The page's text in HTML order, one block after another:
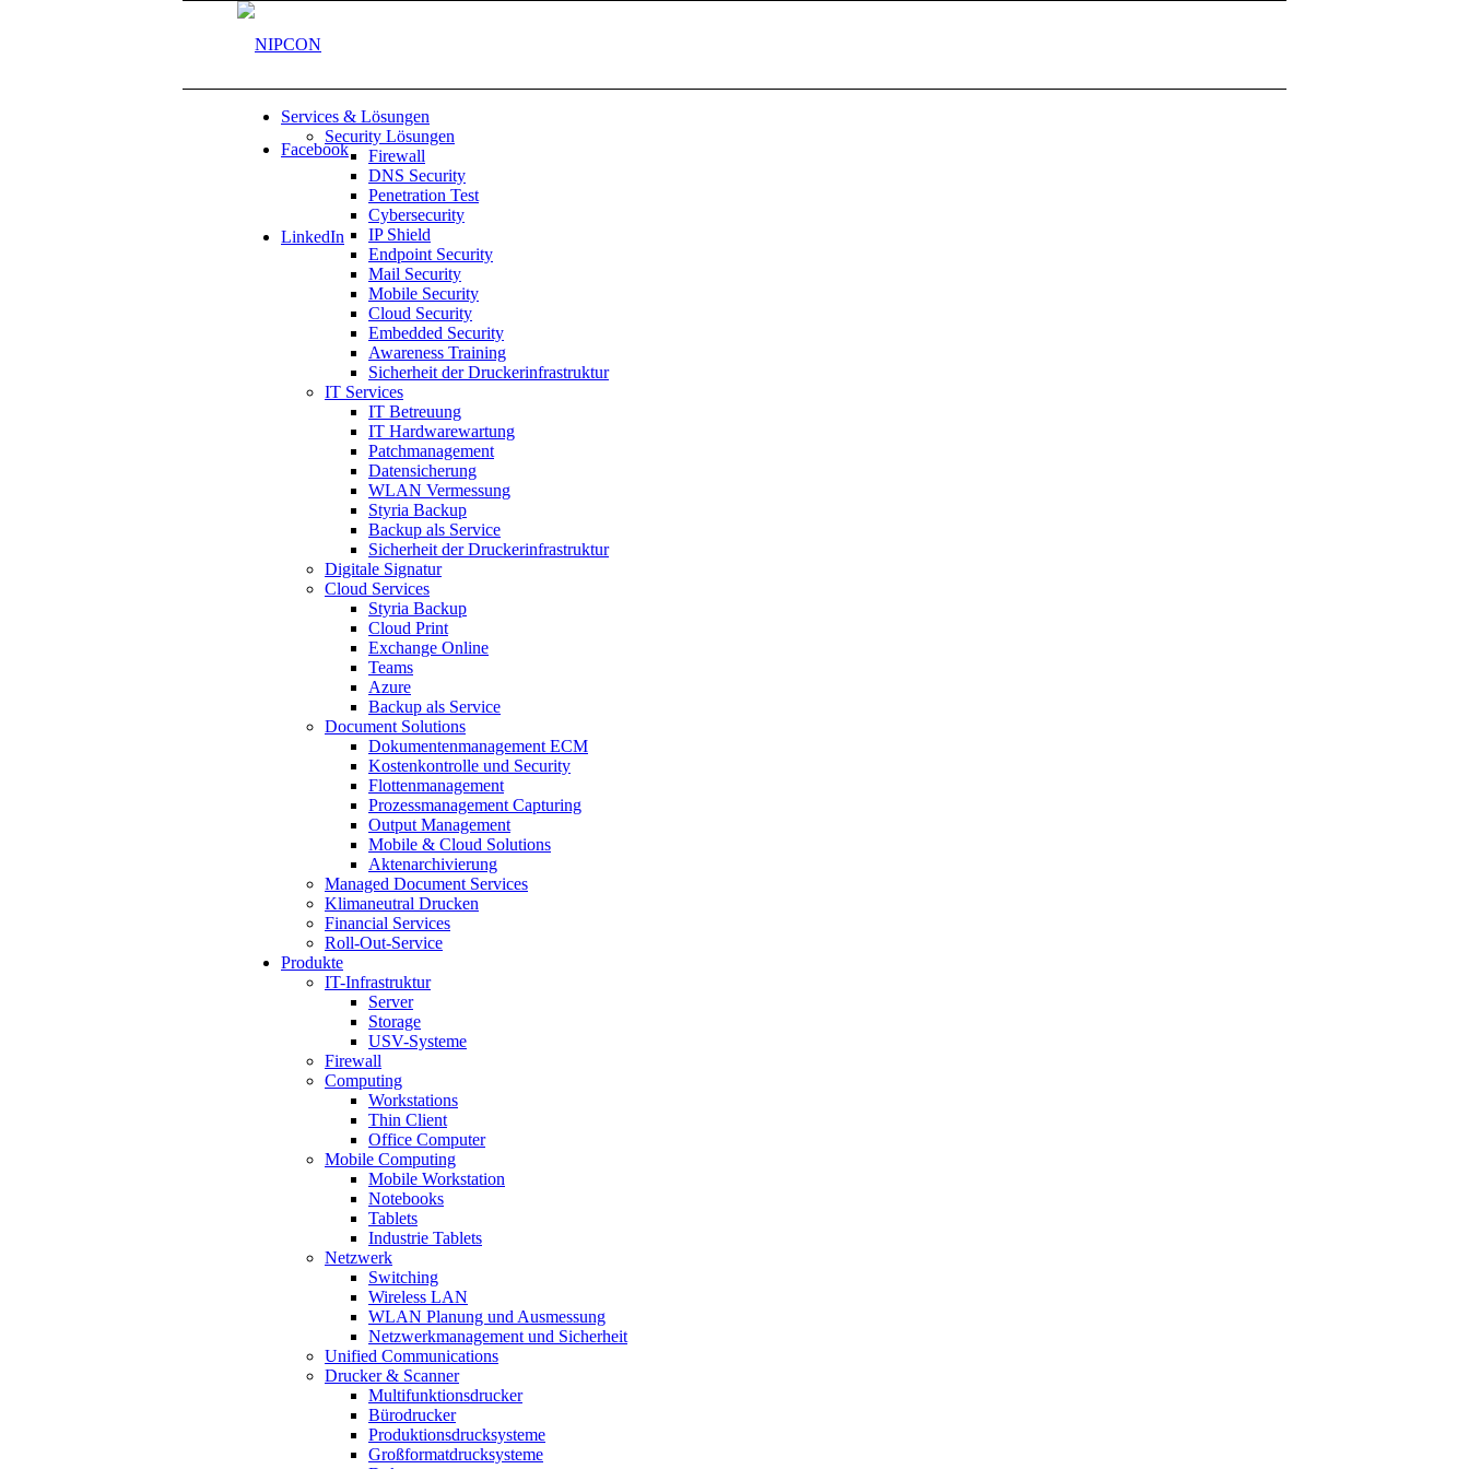
Facebook
LinkedIn
Services & Lösungen
Security Lösungen
Firewall
DNS Security
Penetration Test
Cybersecurity
IP Shield
Endpoint Security
Mail Security
Mobile Security
Cloud Security
Embedded Security
Awareness Training
Sicherheit der Druckerinfrastruktur
IT Services
IT Betreuung
IT Hardwarewartung
Patchmanagement
Datensicherung
WLAN Vermessung
Styria Backup
Backup als Service
Sicherheit der Druckerinfrastruktur
Digitale Signatur
Cloud Services
Styria Backup
Cloud Print
Exchange Online
Teams
Azure
Backup als Service
Document Solutions
Dokumentenmanagement ECM
Kostenkontrolle und Security
Flottenmanagement
Prozessmanagement Capturing
Output Management
Mobile & Cloud Solutions
Aktenarchivierung
Managed Document Services
Klimaneutral Drucken
Financial Services
Roll-Out-Service
Produkte
IT-Infrastruktur
Server
Storage
USV-Systeme
Firewall
Computing
Workstations
Thin Client
Office Computer
Mobile Computing
Mobile Workstation
Notebooks
Tablets
Industrie Tablets
Netzwerk
Switching
Wireless LAN
WLAN Planung und Ausmessung
Netzwerkmanagement und Sicherheit
Unified Communications
Drucker & Scanner
Multifunktionsdrucker
Bürodrucker
Produktionsdrucksysteme
Großformatdrucksysteme